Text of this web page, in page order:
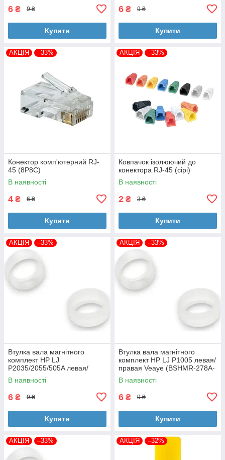
6 ₴ 9 ₴
Купити
6 ₴ 9 ₴
Купити
АКЦІЯ –33%
Конектор комп'ютерний RJ-
45 (8P8C)
В наявності
4 ₴ 6 ₴
Купити
АКЦІЯ –33%
Ковпачок ізолюючий до
конектора RJ-45 (сірі)
В наявності
2 ₴ 3 ₴
Купити
АКЦІЯ –33%
Втулка вала магнітного
комплект HP LJ
P2035/2055/505A левая/
правая Veaye (BSHMR-505A-
VE)
В наявності
6 ₴ 9 ₴
Купити
АКЦІЯ –33%
Втулка вала магнітного
комплект HP LJ P1005 левая/
правая Veaye (BSHMR-278A-
VE)
В наявності
6 ₴ 9 ₴
Купити
АКЦІЯ –33% АКЦІЯ –32%